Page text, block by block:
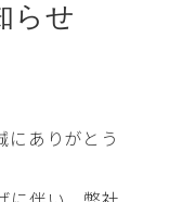
らせ
にありがとう